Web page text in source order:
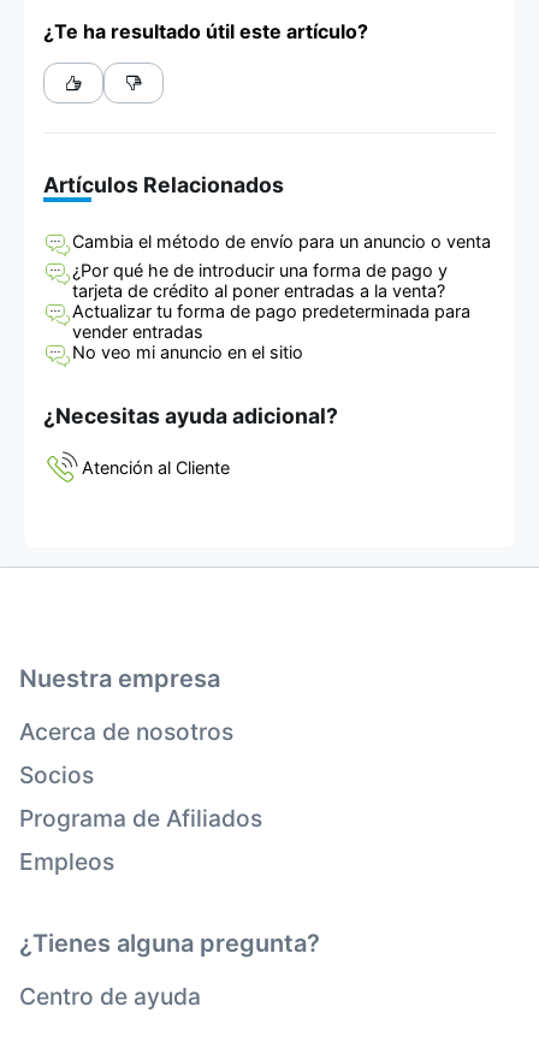
¿Te ha resultado útil este artículo?
Artículos Relacionados
Cambia el método de envío para un anuncio o venta
¿Por qué he de introducir una forma de pago y
tarjeta de crédito al poner entradas a la venta?
Actualizar tu forma de pago predeterminada para
vender entradas
No veo mi anuncio en el sitio
¿Necesitas ayuda adicional?
Atención al Cliente
Nuestra empresa
Acerca de nosotros
Socios
Programa de Afiliados
Empleos
¿Tienes alguna pregunta?
Centro de ayuda